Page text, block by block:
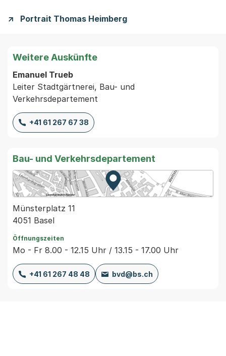
Portrait Thomas Heimberg
Weitere Auskünfte
Emanuel Trueb
Leiter Stadtgärtnerei, Bau- und
Verkehrsdepartement
+41 61 267 67 38
Bau- und Verkehrsdepartement
Zur Karte von MapBS.
Externer Link, wird in einem
Münsterplatz 11
4051 Basel
Öffnungszeiten
Mo - Fr 8.00 - 12.15 Uhr / 13.15 - 17.00 Uhr
+41 61 267 48 48 bvd@bs.ch